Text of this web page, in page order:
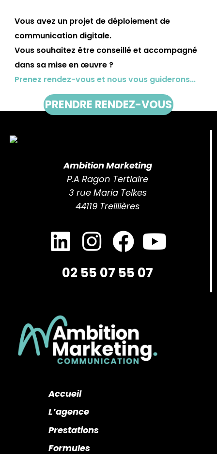
Vous avez un projet de déploiement de
communication digitale.
Vous souhaitez être conseillé et accompagné
dans sa mise en œuvre ?
Prenez rendez-vous et nous vous guiderons...
PRENDRE RENDEZ-VOUS
Ambition Marketing
P.A Ragon Tertiaire
3 rue Maria Telkes
44119 Treillières
02 55 07 55 07
Accueil
L’agence
Prestations
Formules